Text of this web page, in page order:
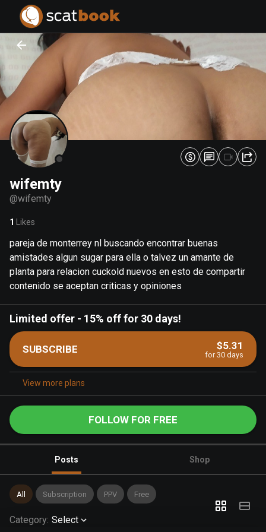
wifemty
@wifemty
1 Likes
pareja de monterrey nl buscando encontrar buenas
amistades algun sugar para ella o talvez un amante de
planta para relacion cuckold nuevos en esto de compartir
contenido se aceptan criticas y opiniones
Limited offer - 15% off for 30 days!
SUBSCRIBE $5.31
for 30 days
View more plans
FOLLOW FOR FREE
Posts Shop
All Subscription PPV Free
Category: Select